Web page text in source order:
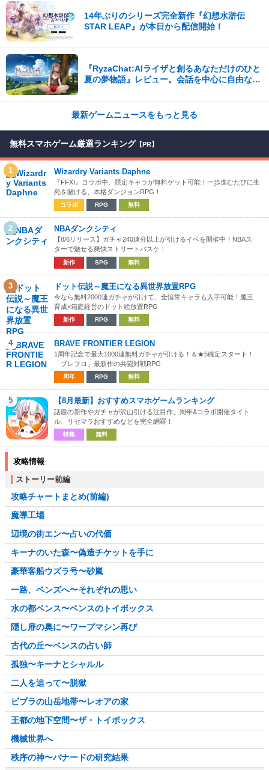
14年ぶりのシリーズ完全新作『幻想水滸伝
STAR LEAP』が本日から配信開始！
『RyzaChat:AIライザと創るあなただけのひと
夏の夢物語』レビュー。会話を中心に自由な冒
最新ゲームニュースをもっと見る
無料スマホゲーム厳選ランキング 【PR】
1 Wizardry Variants Daphne
『FFXI』コラボ中、限定キャラが無料ゲット可能！一歩進むたびに生
死を賭ける、本格ダンジョンRPG！
コラボ RPG 無料
2 NBAダンクシティ
【8/6リリース】ガチャ240連分以上が引けるイベを開催中！NBAス
ターで魅せる爽快ストリートバスケ！
新作 SPG 無料
3 ドット伝説～魔王になる異世界放置RPG
今なら無料2000連ガチャが引けて、全恒常キャラも入手可能！魔王
育成×箱庭経営のドット絵放置RPG
新作 RPG 無料
4 BRAVE FRONTIER LEGION
1周年記念で最大1000連無料ガチャが引ける！＆★5確定スタート！
「ブレフロ」最新作の共闘対戦RPG
周年 RPG 無料
5 【8月最新】おすすめスマホゲームランキング
話題の新作やガチャが沢山引ける注目作、周年&コラボ開催タイト
ル、リセマラおすすめなどを完全網羅！
特集 無料
攻略情報
ストーリー前編
攻略チャートまとめ(前編)
魔導工場
辺境の街エン〜占いの代価
キーナのいた森〜偽造チケットを手に
豪華客船ウズラ号〜砂嵐
一路、ベンズへ〜それぞれの思い
水の都ベンス〜ベンスのトイボックス
隠し扉の奥に〜ワープマシン再び
古代の丘〜ベンスの占い師
孤独〜キーナとシャルル
二人を追って〜脱獄
ビブラの山岳地帯〜レオアの家
王都の地下空間〜ザ・トイボックス
機械世界へ
秩序の神〜バナードの研究結果